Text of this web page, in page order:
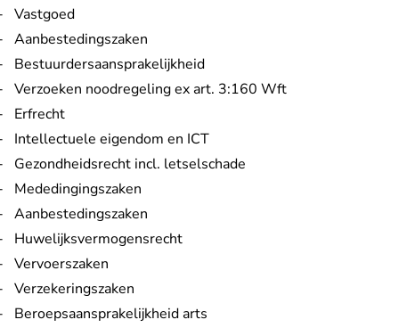
Vastgoed
Aanbestedingszaken
Bestuurdersaansprakelijkheid
Verzoeken noodregeling ex art. 3:160 Wft
Erfrecht
Intellectuele eigendom en ICT
Gezondheidsrecht incl. letselschade
Mededingingszaken
Aanbestedingszaken
Huwelijksvermogensrecht
Vervoerszaken
Verzekeringszaken
Beroepsaansprakelijkheid arts